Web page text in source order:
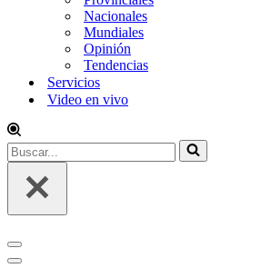
Nacionales
Mundiales
Opinión
Tendencias
Servicios
Video en vivo
Buscar...
Menú
de
Menú